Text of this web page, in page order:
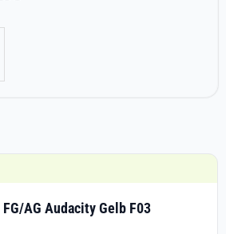
FG/AG Audacity Gelb F03